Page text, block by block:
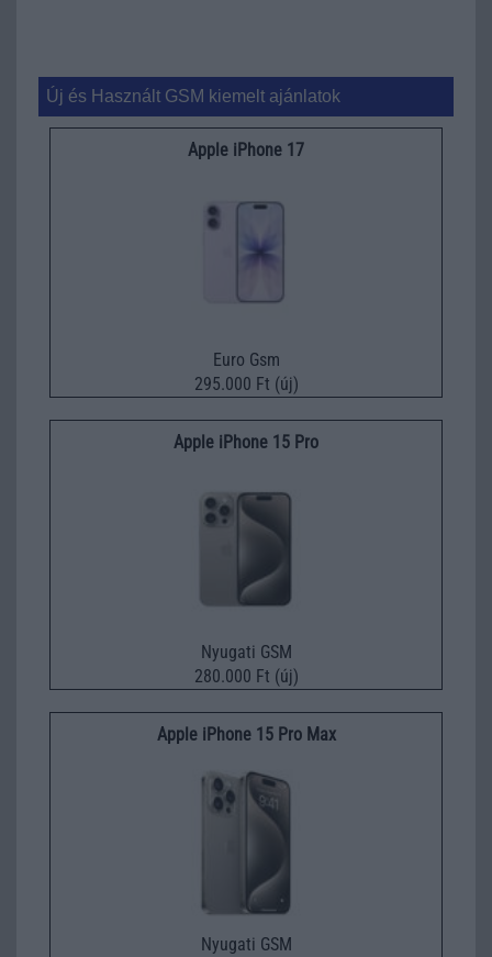
Új és Használt GSM kiemelt ajánlatok
Apple iPhone 17
Euro Gsm
295.000 Ft (új)
Apple iPhone 15 Pro
Nyugati GSM
280.000 Ft (új)
Apple iPhone 15 Pro Max
Nyugati GSM